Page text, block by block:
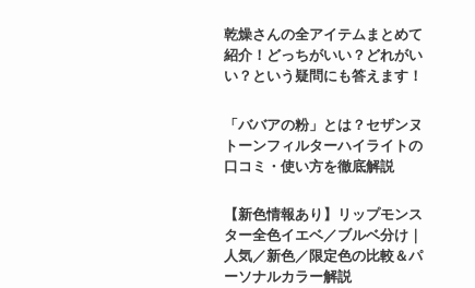
乾燥さんの全アイテムまとめて
紹介！どっちがいい？どれがい
い？という疑問にも答えます！
「ババアの粉」とは？セザンヌ
トーンフィルターハイライトの
口コミ・使い方を徹底解説
【新色情報あり】リップモンス
ター全色イエベ／ブルベ分け｜
人気／新色／限定色の比較＆パ
ーソナルカラー解説